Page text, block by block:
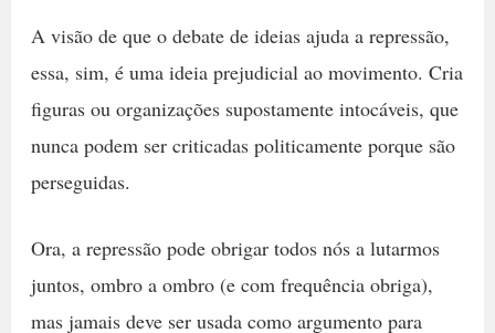
A visão de que o debate de ideias ajuda a repressão,
essa, sim, é uma ideia prejudicial ao movimento. Cria
figuras ou organizações supostamente intocáveis, que
nunca podem ser criticadas politicamente porque são
perseguidas.
Ora, a repressão pode obrigar todos nós a lutarmos
juntos, ombro a ombro (e com frequência obriga),
mas jamais deve ser usada como argumento para